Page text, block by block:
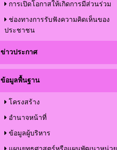
การเปิดโอกาสให้เกิดการมีส่วนร่วม
ช่องทางการรับฟังความคิดเห็นของ
ประชาชน
ข่าวประกาศ
ข้อมูลพื้นฐาน
โครงสร้าง
อำนาจหน้าที่
ข้อมูลผู้บริหาร